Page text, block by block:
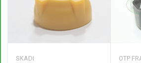
SKADI
OTP